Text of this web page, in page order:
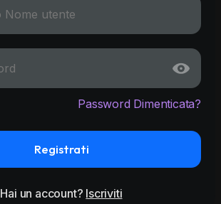
Password Dimenticata?
Registrati
Hai un account? Iscriviti